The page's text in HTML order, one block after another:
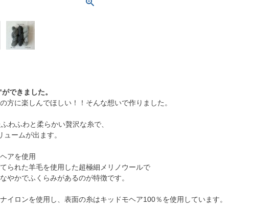
できました。
方に楽しんでほしい！！そんな想いで作りました。
わふわと柔らかい贅沢な糸で、
ームが出ます。
アを使用
られた羊毛を使用した超極細メリノウールで
やかでふくらみがあるのが特徴です。
イロンを使用し、表面の糸はキッドモヘア100％を使用しています。